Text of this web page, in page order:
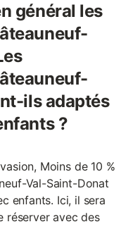
général les
ils adaptés
?
Moins de 10 %
Val-Saint-Donat
enfants. Ici, il sera
réserver avec des